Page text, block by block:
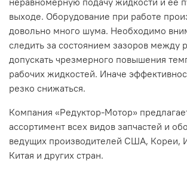
выходе. Оборудование при работе
довольно много шума. Необходимо
следить за состоянием зазоров между
допускать чрезмерного повышения
рабочих жидкостей. Иначе
резко снижаться.
Компания «Редуктор-Мотор»
ассортимент всех видов запчастей и
ведущих производителей США, Кореи,
Китая и других стран.